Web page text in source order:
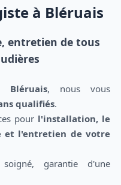
à Bléruais
entretien de tous
Bléruais, nous vous
qualifiés.
pour l'installation, le
et l'entretien de votre
garantie d'une